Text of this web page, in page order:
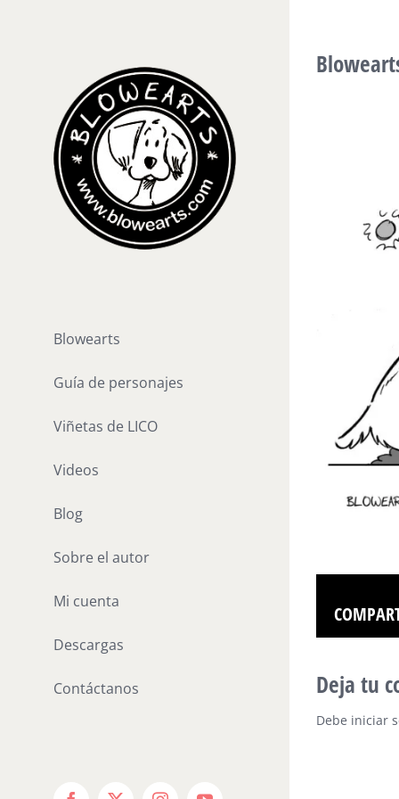
Blowearts
Guía de personajes
Viñetas de LICO
Videos
Blog
Sobre el autor
Mi cuenta
Descargas
Contáctanos Deja tu
Debe iniciar